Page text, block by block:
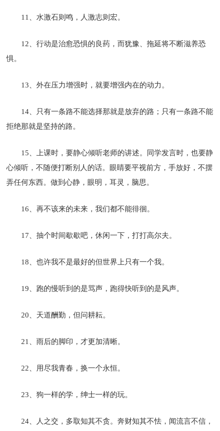
11、水激石则鸣，人激志则宏。
12、行动是治愈恐惧的良药，而犹豫、拖延将不断滋养恐
惧。
13、外在压力增强时，就要增强内在的动力。
14、只有一条路不能选择那就是放弃的路；只有一条路不能
拒绝那就是坚持的路。
15、上课时，要静心倾听老师的讲述。同学发言时，也要静
心倾听，不随便打断别人的话。眼睛要平视前方，手放好，不摆
弄任何东西。做到心静，眼明，耳灵，脑思。
16、再不该来的未来，我们都不能徘徊。
17、抽个时间歇歇吧，休闲一下，打打高尔夫。
18、也许我不是最好的但世界上只有一个我。
19、跑的慢听到的是骂声，跑得快听到的是风声。
20、天道酬勤，但问耕耘。
21、雨后的脚印，才更加清晰。
22、用尽我青春，换一个永恒。
23、狗一样的学，绅士一样的玩。
24、人之交，多取知其不贪。奔财知其不怯，闻流言不信，